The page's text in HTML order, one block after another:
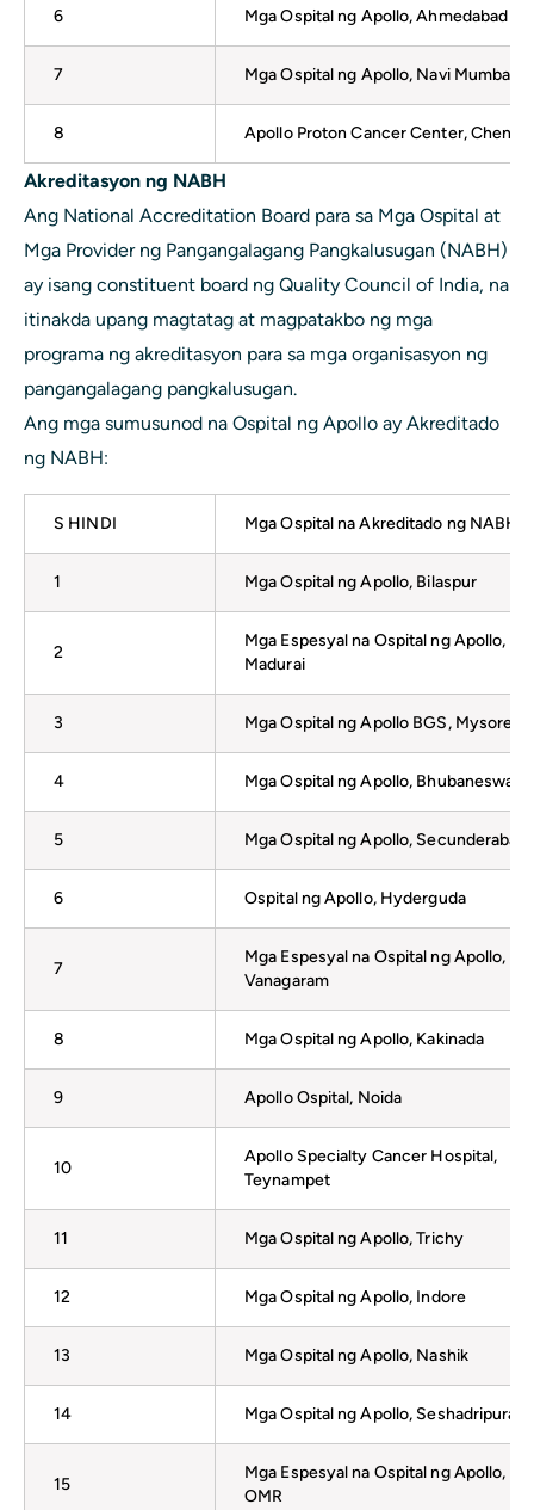
6 Mga Ospital ng Apollo, Ahmedabad
7 Mga Ospital ng Apollo, Navi Mumbai
8 Apollo Proton Cancer Center, Chennai
Akreditasyon ng NABH
Ang National Accreditation Board para sa Mga Ospital at
Mga Provider ng Pangangalagang Pangkalusugan (NABH)
ay isang constituent board ng Quality Council of India, na
itinakda upang magtatag at magpatakbo ng mga
programa ng akreditasyon para sa mga organisasyon ng
pangangalagang pangkalusugan.
Ang mga sumusunod na Ospital ng Apollo ay Akreditado
ng NABH:
S HINDI Mga Ospital na Akreditado ng NABH
1 Mga Ospital ng Apollo, Bilaspur
2
Mga Espesyal na Ospital ng Apollo,
Madurai
3 Mga Ospital ng Apollo BGS, Mysore
4 Mga Ospital ng Apollo, Bhubaneswar
5 Mga Ospital ng Apollo, Secunderabad
6 Ospital ng Apollo, Hyderguda
7
Mga Espesyal na Ospital ng Apollo,
Vanagaram
8 Mga Ospital ng Apollo, Kakinada
9 Apollo Ospital, Noida
10
Apollo Specialty Cancer Hospital,
Teynampet
11 Mga Ospital ng Apollo, Trichy
12 Mga Ospital ng Apollo, Indore
13 Mga Ospital ng Apollo, Nashik
14 Mga Ospital ng Apollo, Seshadripuram
15
Mga Espesyal na Ospital ng Apollo,
OMR